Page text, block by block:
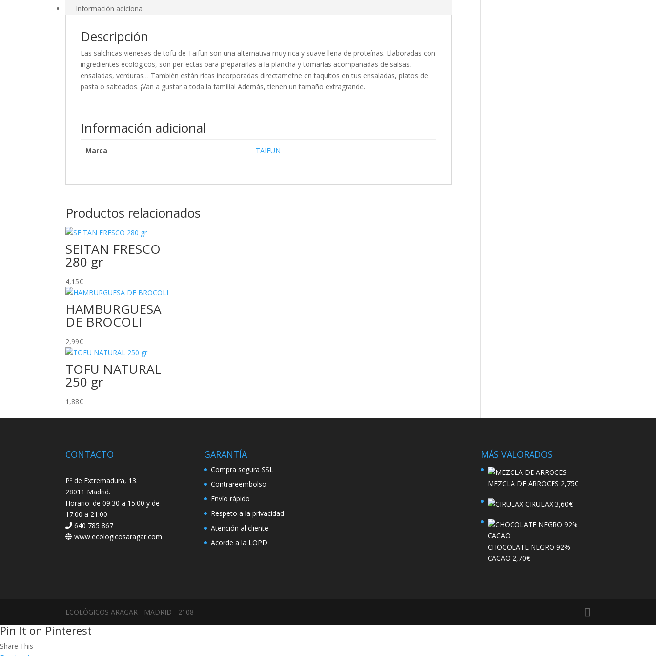
Información adicional
Descripción
Las salchicas vienesas de tofu de Taifun son una alternativa muy rica y suave llena de proteínas. Elaboradas con
ingredientes ecológicos, son perfectas para prepararlas a la plancha y tomarlas acompañadas de salsas,
ensaladas, verduras… También están ricas incorporadas directametne en taquitos en tus ensaladas, platos de
pasta o salteados. ¡Van a gustar a toda la familia! Además, tienen un tamaño extragrande.
Información adicional
Marca TAIFUN
Productos relacionados
SEITAN FRESCO
280 gr
4,15€
HAMBURGUESA
DE BROCOLI
2,99€
TOFU NATURAL
250 gr
1,88€
CONTACTO
Pº de Extremadura, 13.
28011 Madrid.
Horario: de 09:30 a 15:00 y de
17:00 a 21:00
640 785 867
www.ecologicosaragar.com
GARANTÍA
Compra segura SSL
Contrareembolso
Envío rápido
Respeto a la privacidad
Atención al cliente
Acorde a la LOPD
MÁS VALORADOS
MEZCLA DE ARROCES 2,75€
CIRULAX 3,60€
CHOCOLATE NEGRO 92%
CACAO 2,70€
ECOLÓGICOS ARAGAR - MADRID - 2108
Pin It on Pinterest
Share This